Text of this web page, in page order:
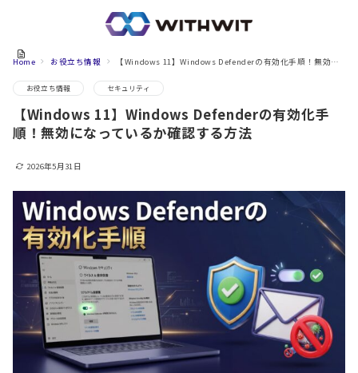
Home お役立ち情報 【Windows 11】Windows Defenderの有効化手順！無効になっているか確認する方法
お役立ち情報 セキュリティ
【Windows 11】Windows Defenderの有効化手
順！無効になっているか確認する方法
2026年5月31日